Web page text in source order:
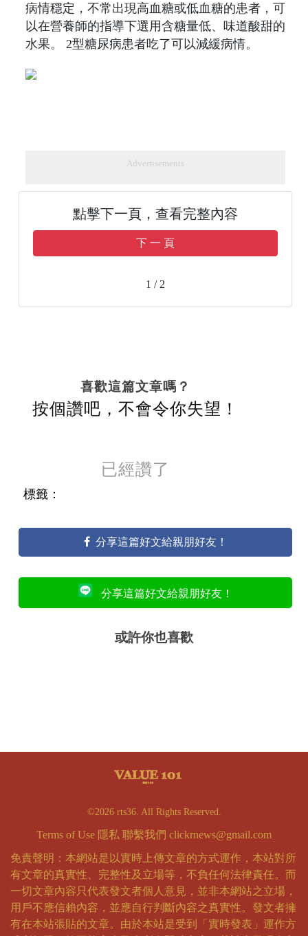
病情穩定，不常出現高血糖或低血糖的患者，可
以在營養師的指導下選用含糖量低、味道酸甜的
水果。 2型糖尿病患者吃了可以減緩病情。
Advertisements
點擊下一頁，查看完整內容
下 一 頁
1 / 2
喜歡這篇文章嗎？
按個讚吧，不會令你失望！
已經讚了
標籤：
分享這篇好文給親朋好友！
分享這篇好文給親朋好友！
或許你也喜歡
©2026 rts36. All Rights Reserved.
Terms of Use 隱私 聯繫我們 clickrnews@gmail.com
免責聲明：本網站是以實時上傳文章的方式運作，本站對所
有文章的真實性、完整性及立場等，不負任何法律責任。而
一切文章內容只代表發文者個人意見，並非本網站之立場，
用戶不應信賴內容，並應自行判斷內容之真實性。發文者擁
有在本站張貼的文章。由於本站是受到「實時發表」運作方